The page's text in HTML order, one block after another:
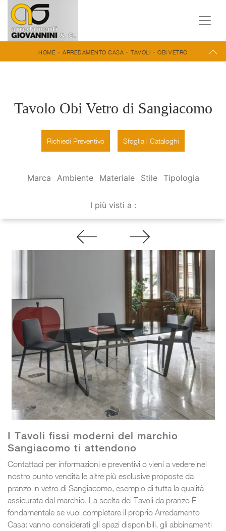
HOME -ARREDAMENTO CASA -TAVOLI -OBI VETRO
Tavolo Obi Vetro di Sangiacomo
Richiedi Preventivo Sfoglia i Cataloghi
Marca Ambiente Materiale Stile Tipologia
I più visti a :
I Tavoli fissi moderni del marchio
Sangiacomo ti attendono
Contattaci per informazioni e preventivi o vieni a vedere nel
nostro punto vendita le altre più esclusive proposte da
pranzo in vetro di Sangiacomo, esempio di tutta la qualità
assicurata dal marchio. La scelta dei Tavoli da pranzo È
fondamentale se vuoi completare il proprio Arredamento
Casa: vanno considerati gli spazi disponibili, gli abbinamenti